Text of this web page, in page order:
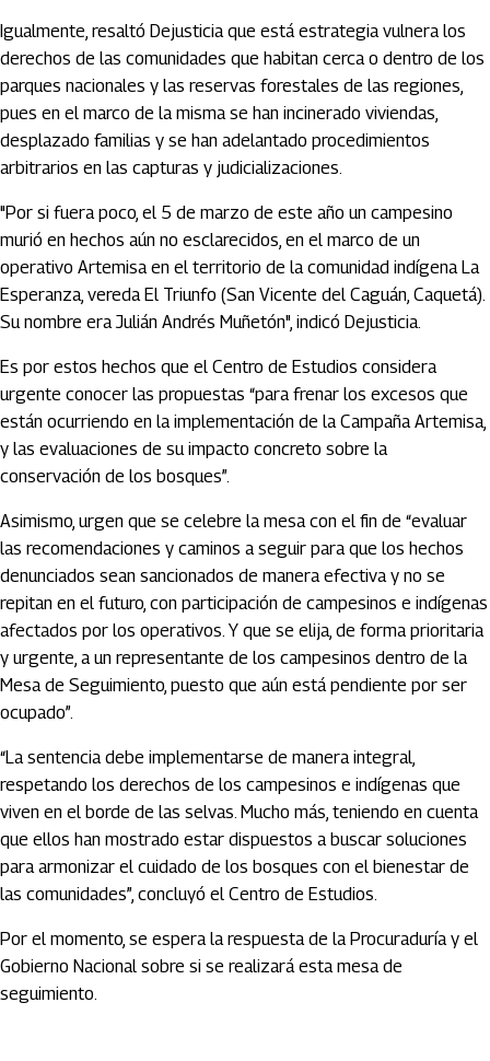
Igualmente, resaltó Dejusticia que está estrategia vulnera los
derechos de las comunidades que habitan cerca o dentro de los
parques nacionales y las reservas forestales de las regiones,
pues en el marco de la misma se han incinerado viviendas,
desplazado familias y se han adelantado procedimientos
arbitrarios en las capturas y judicializaciones.
"Por si fuera poco, el 5 de marzo de este año un campesino
murió en hechos aún no esclarecidos, en el marco de un
operativo Artemisa en el territorio de la comunidad indígena La
Esperanza, vereda El Triunfo (San Vicente del Caguán, Caquetá).
Su nombre era Julián Andrés Muñetón", indicó Dejusticia.
Es por estos hechos que el Centro de Estudios considera
urgente conocer las propuestas “para frenar los excesos que
están ocurriendo en la implementación de la Campaña Artemisa,
y las evaluaciones de su impacto concreto sobre la
conservación de los bosques”.
Asimismo, urgen que se celebre la mesa con el fin de “evaluar
las recomendaciones y caminos a seguir para que los hechos
denunciados sean sancionados de manera efectiva y no se
repitan en el futuro, con participación de campesinos e indígenas
afectados por los operativos. Y que se elija, de forma prioritaria
y urgente, a un representante de los campesinos dentro de la
Mesa de Seguimiento, puesto que aún está pendiente por ser
ocupado”.
“La sentencia debe implementarse de manera integral,
respetando los derechos de los campesinos e indígenas que
viven en el borde de las selvas. Mucho más, teniendo en cuenta
que ellos han mostrado estar dispuestos a buscar soluciones
para armonizar el cuidado de los bosques con el bienestar de
las comunidades”, concluyó el Centro de Estudios.
Por el momento, se espera la respuesta de la Procuraduría y el
Gobierno Nacional sobre si se realizará esta mesa de
seguimiento.